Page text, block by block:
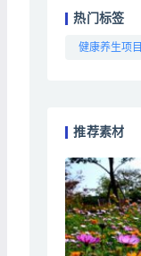
热门标签
健康养生项目
推荐素材